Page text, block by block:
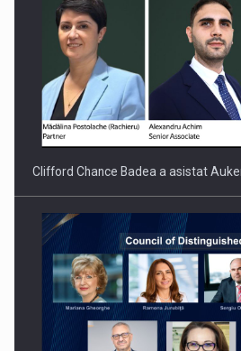
Clifford Chance Badea a asistat